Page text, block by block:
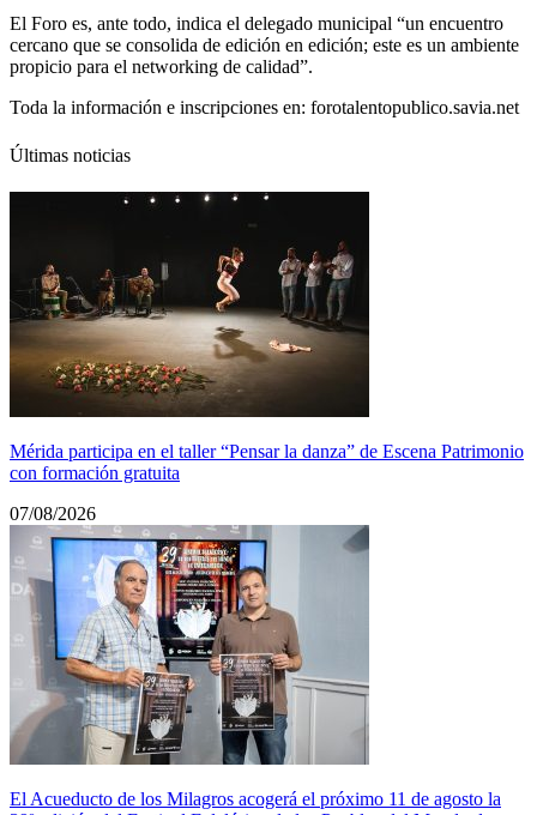
El Foro es, ante todo, indica el delegado municipal “un encuentro
cercano que se consolida de edición en edición; este es un ambiente
propicio para el networking de calidad”.
Toda la información e inscripciones en: forotalentopublico.savia.net
Últimas noticias
Mérida participa en el taller “Pensar la danza” de Escena Patrimonio
con formación gratuita
07/08/2026
El Acueducto de los Milagros acogerá el próximo 11 de agosto la